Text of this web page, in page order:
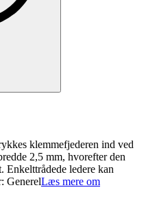
klemmefjederen ind ved
2,5 mm, hvorefter den
Enkelttrådede ledere kan
GenerelLæs mere om